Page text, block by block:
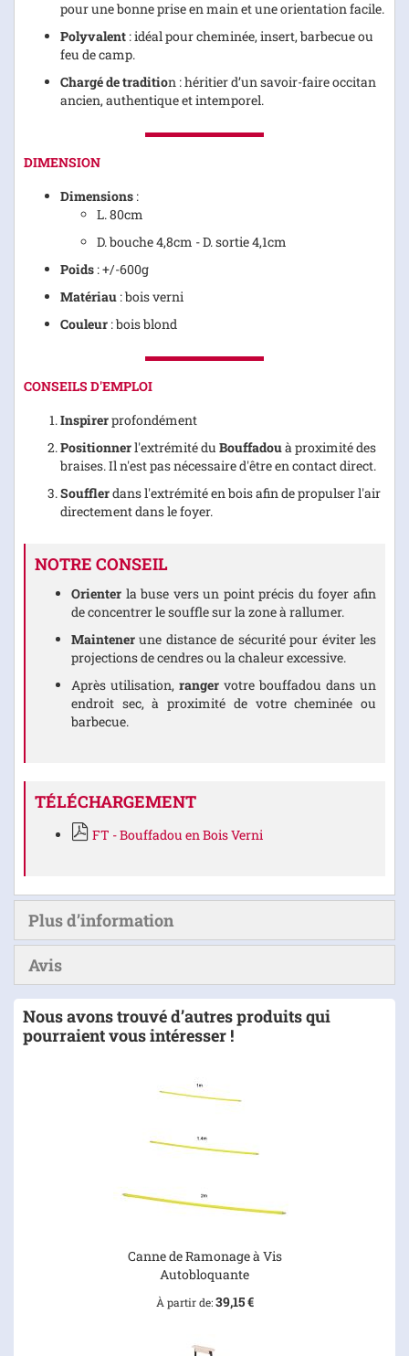
pour une bonne prise en main et une orientation facile.
Polyvalent : idéal pour cheminée, insert, barbecue ou
feu de camp.
Chargé de tradition : héritier d’un savoir-faire occitan
ancien, authentique et intemporel.
DIMENSION
Dimensions :
L. 80cm
D. bouche 4,8cm - D. sortie 4,1cm
Poids : +/-600g
Matériau : bois verni
Couleur : bois blond
CONSEILS D'EMPLOI
Inspirerprofondément
Positionnerl'extrémité du Bouffadouà proximité des
braises. Il n'est pas nécessaire d'être en contact direct.
Soufflerdans l'extrémité en bois afin de propulser l'air
directement dans le foyer.
NOTRE CONSEIL
Orienter la buse vers un point précis du foyer afin
de concentrer le souffle sur la zone à rallumer.
Maintener une distance de sécurité pour éviter les
projections de cendres ou la chaleur excessive.
Après utilisation, ranger votre bouffadou dans un
endroit sec, à proximité de votre cheminée ou
barbecue.
TÉLÉCHARGEMENT
FT - Bouffadou en Bois Verni
Plus d’information
Avis
Nous avons trouvé d’autres produits qui
pourraient vous intéresser !
Canne de Ramonage à Vis
Autobloquante
À partir de 39,15 €